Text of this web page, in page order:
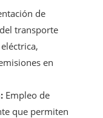
de
transporte
en
Empleo de
que permiten